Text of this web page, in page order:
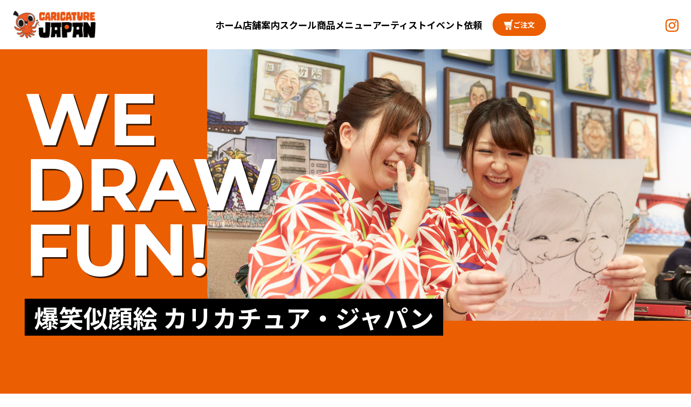
ホーム店舗案内スクール商品メニューアーティストイベント依頼 ご注文
WE
DRAW
FUN!
爆笑似顔絵 カリカチュア・ジャパン